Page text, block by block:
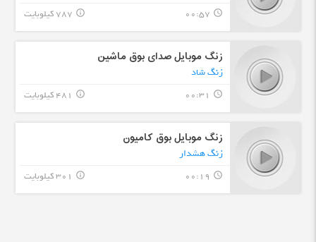
query_builder
00:57 787 کیلوبایت info_outline
زنگ موبایل صدای بوق ماشین
زنگ شاد
query_builder
00:31 481 کیلوبایت info_outline
زنگ موبایل بوق کامیون
زنگ هشدار
query_builder
00:19 301 کیلوبایت info_outline